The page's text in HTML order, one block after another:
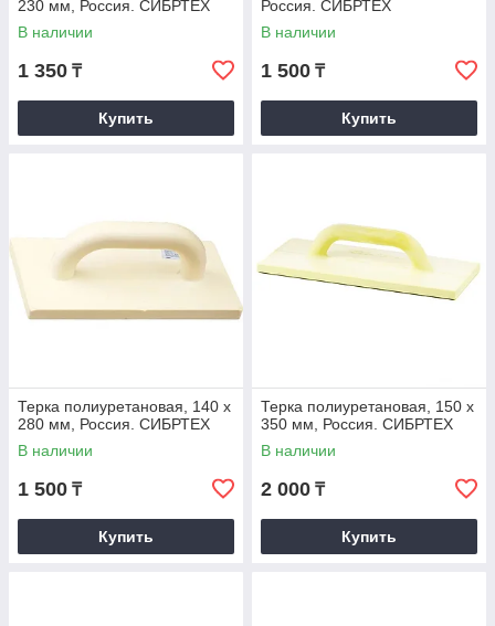
230 мм, Россия. СИБРТЕХ
В наличии
1 350 ₸
Купить
Россия. СИБРТЕХ
В наличии
1 500 ₸
Купить
Терка полиуретановая, 140 х
280 мм, Россия. СИБРТЕХ
В наличии
1 500 ₸
Купить
Терка полиуретановая, 150 х
350 мм, Россия. СИБРТЕХ
В наличии
2 000 ₸
Купить